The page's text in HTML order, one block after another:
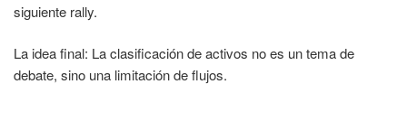
siguiente rally.
La idea final: La clasificación de activos no es un tema de
debate, sino una limitación de flujos.